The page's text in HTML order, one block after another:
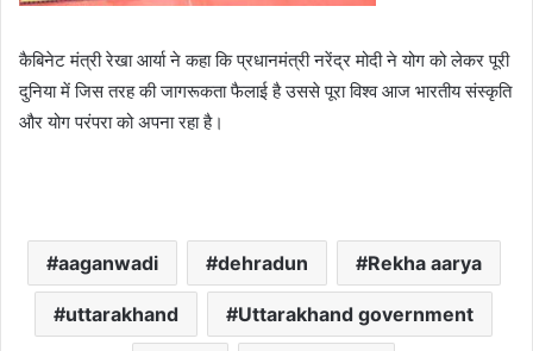
कैबिनेट मंत्री रेखा आर्या ने कहा कि प्रधानमंत्री नरेंद्र मोदी ने योग को लेकर पूरी
दुनिया में जिस तरह की जागरूकता फैलाई है उससे पूरा विश्व आज भारतीय संस्कृति
और योग परंपरा को अपना रहा है।
aaganwadi dehradun Rekha aarya
uttarakhand Uttarakhand government